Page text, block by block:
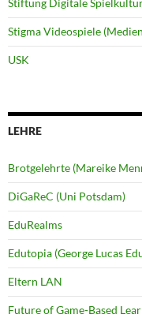
Stiftung Digitale
Stigma Videospiele
USK
LEHRE
Brotgelehrte (Mareike
DiGaReC (Uni Potsdam)
EduRealms
Edutopia (George Lucas
Eltern LAN
Future of Game-Based